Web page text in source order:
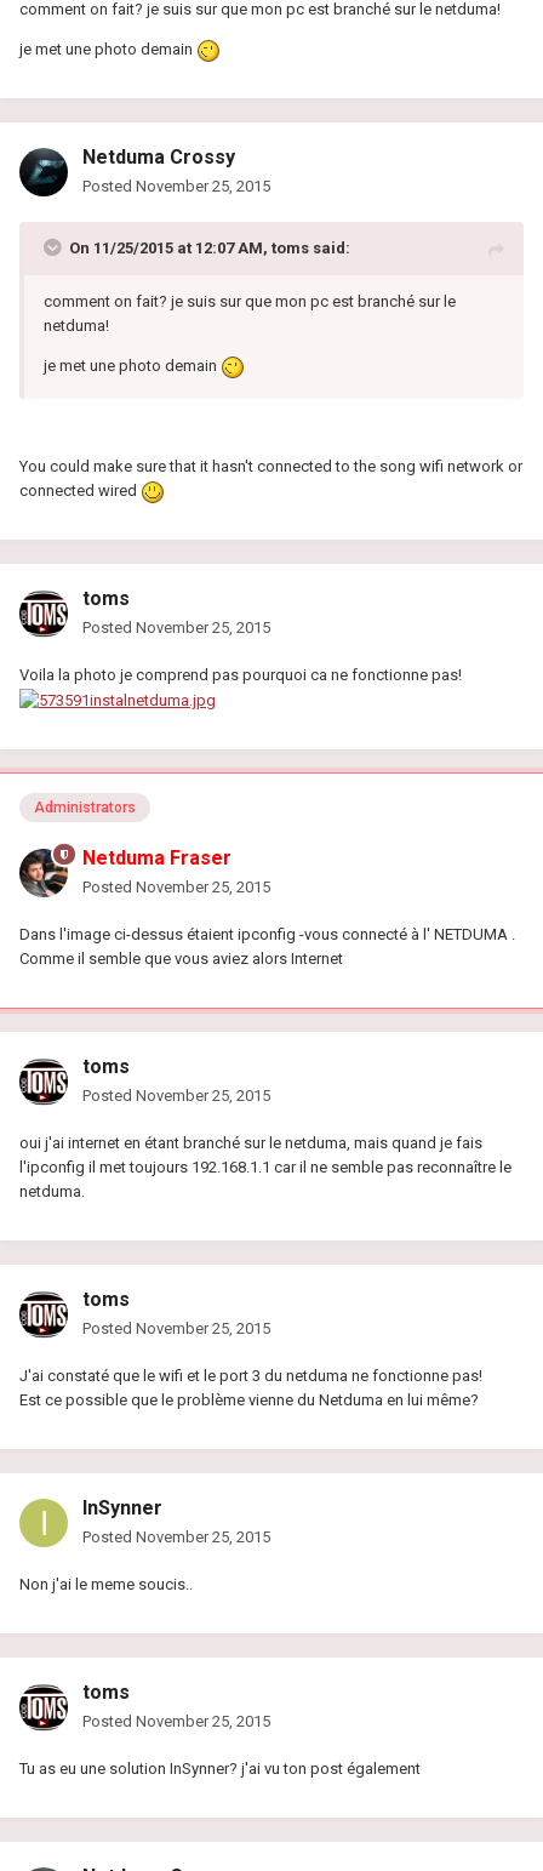
comment on fait? je suis sur que mon pc est branché sur le netduma!
je met une photo demain
Netduma Crossy
Posted November 25, 2015
On 11/25/2015 at 12:07 AM, toms said:
comment on fait? je suis sur que mon pc est branché sur le
netduma!
je met une photo demain
You could make sure that it hasn't connected to the song wifi network or
connected wired
toms
Posted November 25, 2015
Voila la photo je comprend pas pourquoi ca ne fonctionne pas!
Administrators
Netduma Fraser
Posted November 25, 2015
Dans l'image ci-dessus étaient ipconfig -vous connecté à l' NETDUMA .
Comme il semble que vous aviez alors Internet
toms
Posted November 25, 2015
oui j'ai internet en étant branché sur le netduma, mais quand je fais
l'ipconfig il met toujours 192.168.1.1 car il ne semble pas reconnaître le
netduma.
toms
Posted November 25, 2015
J'ai constaté que le wifi et le port 3 du netduma ne fonctionne pas!
Est ce possible que le problème vienne du Netduma en lui même?
InSynner
Posted November 25, 2015
Non j'ai le meme soucis..
toms
Posted November 25, 2015
Tu as eu une solution InSynner? j'ai vu ton post également